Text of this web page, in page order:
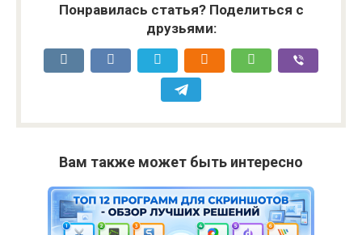
Понравилась статья? Поделиться с
друзьями:
Вам также может быть интересно